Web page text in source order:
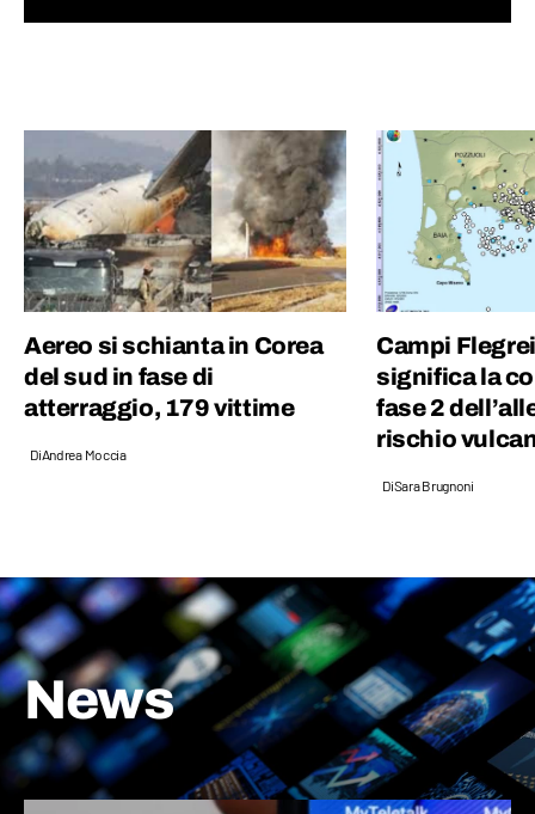
Aereo si schianta in Corea
del sud in fase di
atterraggio, 179 vittime
DiAndrea Moccia
Campi
significa la
fase 2
rischio
DiSara Brugnoni
News